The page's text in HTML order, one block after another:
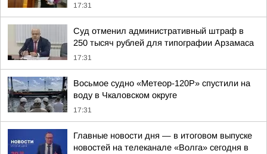
17:31
Суд отменил административный штраф в
250 тысяч рублей для типографии Арзамаса
17:31
Восьмое судно «Метеор-120Р» спустили на
воду в Чкаловском округе
17:31
Главные новости дня — в итоговом выпуске
новостей на телеканале «Волга» сегодня в